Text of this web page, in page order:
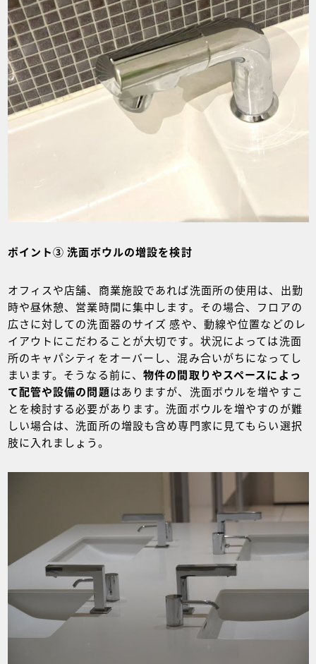
ポイント③ 洗面ボウルの増設を検討
オフィスや店舗、商業施設であれば洗面所の使用は、出勤
時や昼休憩、営業時間に集中します。その場合、フロアの
広さに対しての洗面器のサイズ 感や、動線や位置などのレ
イアウトにこだわることが大切です。状況によっては洗面
所のキャパシティをオーバーし、混み合いがちになってし
まいます。そうなる前に、 物件の間取りやスペースによっ
て配管や設備の問題はありますが、洗面ボウルを増やすこ
とを検討する必要があります。洗面ボウルを増やすのが難
しい場合は、洗面所の増設も含め専門家に見てもらい選択
肢に入れましょう。